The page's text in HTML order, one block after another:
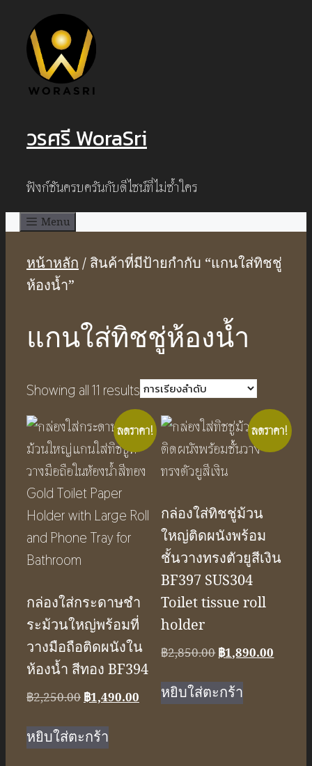
content
วรศรี WoraSri
ฟังก์ชันครบครันกับดีไซน์ที่ไม่ซ้ำใคร
Menu
หน้าหลัก/ สินค้าที่มีป้ายกำกับ “แกนใส่ทิชชู่
ห้องน้ำ”
แกนใส่ทิชชู่ห้องน้ำ
Showing all 11 results
ลดราคา!
กล่องใส่กระดาษชํา
ระม้วนใหญ่พร้อมที่
วางมือถือติดผนังใน
ห้องน้ำ สีทอง BF394
฿2,250.00 Original
was:
฿2,250.00.
฿1,490.00 Current
หยิบใส่ตะกร้า
ลดราคา!
กล่องใส่ทิชชู่ม้วน
ใหญ่ติดผนังพร้อม
ชั้นวางทรงตัวยูสีเงิน
BF397 SUS304
Toilet tissue roll
holder
฿2,850.00Original
was:
฿2,850.00.
฿1,890.00
หยิบใส่ตะกร้า